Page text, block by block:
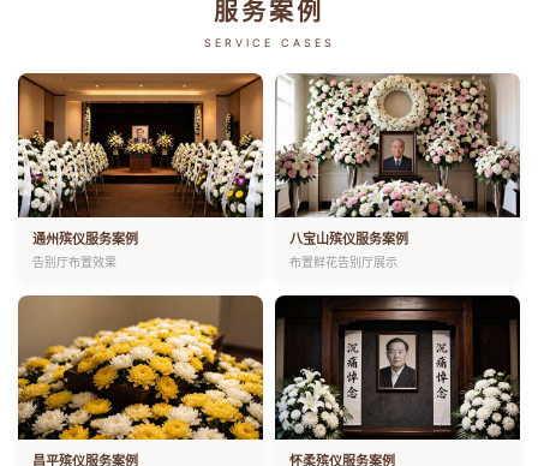
服务案例
SERVICE CASES
通州殡仪服务案例
告别厅布置效果
八宝山殡仪服务案例
布置鲜花告别厅展示
昌平殡仪服务案例 怀柔殡仪服务案例